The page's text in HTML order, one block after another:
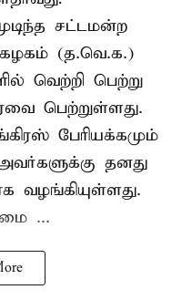
சட்டமன்ற
(த.வெ.க.)
வெற்றி பெற்று
பெற்றுள்ளது.
பேரியக்கமும்
தனது
வழங்கியுள்ளது.
...